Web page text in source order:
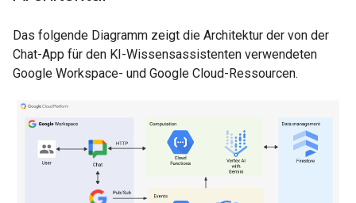
Das folgende Diagramm zeigt die Architektur der von der
Chat-App für den KI-Wissensassistenten verwendeten
Google Workspace- und Google Cloud-Ressourcen.